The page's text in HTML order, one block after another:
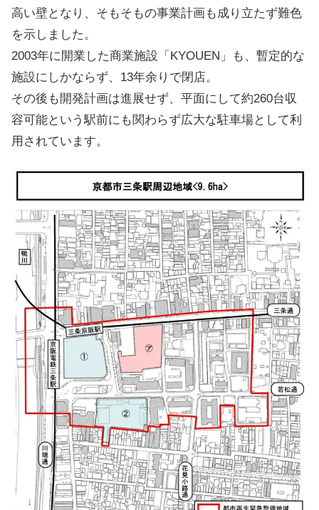
高い壁となり、そもそもの事業計画も成り立たず難色
を示しました。
2003年に開業した商業施設「KYOUEN」も、暫定的な
施設にしかならず、13年余りで閉店。
その後も開発計画は進展せず、平面にして約260台収
容可能という駅前にも関わらず広大な駐車場として利
用されています。